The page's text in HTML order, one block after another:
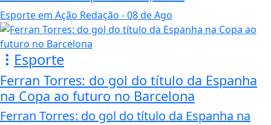
Esporte em Ação Redação - 08 de Ago
Esporte
Ferran Torres: do gol do título da Espanha
na Copa ao futuro no Barcelona
Ferran Torres: do gol do título da Espanha na